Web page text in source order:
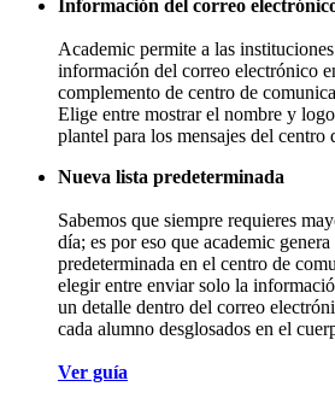
Información del correo
Academic permite a las
información del correo electrónico
complemento de centro de
Elige entre mostrar el nombre y
plantel para los mensajes del centro
Nueva lista predeterminada
Sabemos que siempre requieres
día; es por eso que academic
predeterminada en el centro de
elegir entre enviar solo la
un detalle dentro del correo
cada alumno desglosados en el
Ver guía